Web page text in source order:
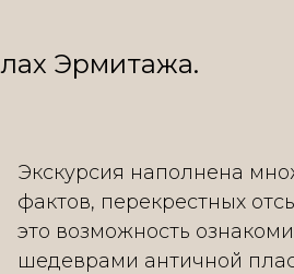
Эрмитажа.
Экскурсия наполнена
фактов, перекрестных
это возможность
шедеврами античной